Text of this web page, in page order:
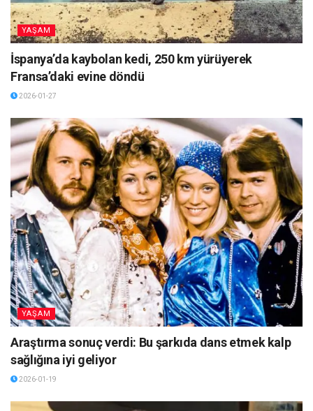
YAŞAM
İspanya’da kaybolan kedi, 250 km yürüyerek
Fransa’daki evine döndü
2026-01-27
YAŞAM
Araştırma sonuç verdi: Bu şarkıda dans etmek kalp
sağlığına iyi geliyor
2026-01-19